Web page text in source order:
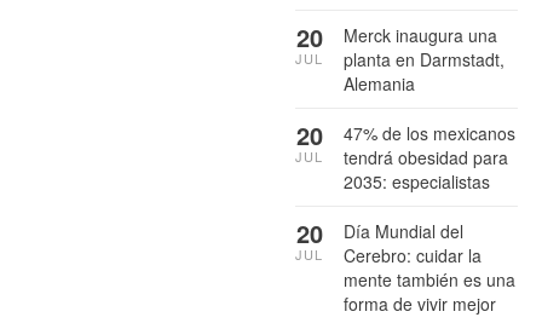
Merck inaugura una
planta en Darmstadt,
Alemania
20
JUL
47% de los mexicanos
tendrá obesidad para
2035: especialistas
20
JUL
Día Mundial del
Cerebro: cuidar la
mente también es una
forma de vivir mejor
20
JUL